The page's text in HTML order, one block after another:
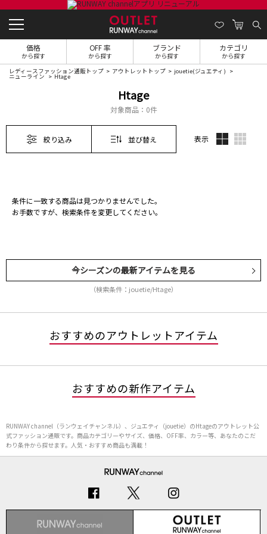
価格
から探す
OFF 率
から探す
ブランド
から探す
カテゴリ
から探す
レディースファッション通販トップ アウトレットトップ jouetie(ジュエティ)
ニューライン Htage
Htage
対象商品： 0件
絞り込み 並び替え 表示
条件に一致する商品は見つかりませんでした。
お手数ですが、検索条件を変更してください。
今シーズンの最新アイテムを見る
（検索条件：jouetie/Htage）
おすすめのアウトレットアイテム
おすすめの新作アイテム
RUNWAY channel（ランウェイチャンネル）、ジュエティ（jouetie）のHtageのアウトレット公
式ファッション通販です。商品カテゴリーやサイズ、価格、OFF率、カラー等、あなたのこだ
わり条件から探せます。人気・おすすめ商品も満載！